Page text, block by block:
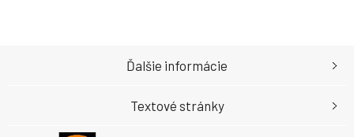
Ďalšie informácie
Textové stránky